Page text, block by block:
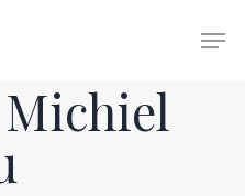
to close